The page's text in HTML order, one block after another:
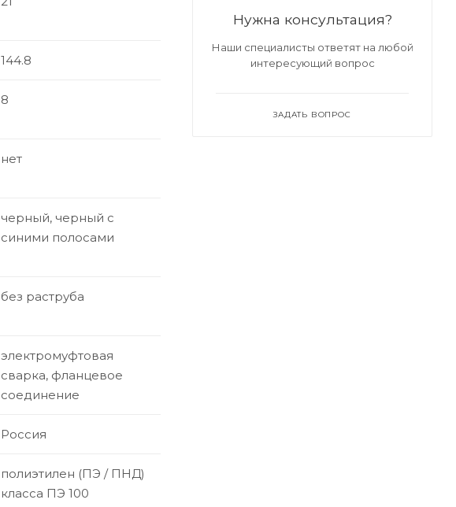
144.8
8
нет
черный, черный с
синими полосами
без раструба
электромуфтовая
сварка, фланцевое
соединение
Россия
полиэтилен (ПЭ / ПНД)
класса ПЭ 100
Нужна консультация?
Наши специалисты ответят на любой
интересующий вопрос
ЗАДАТЬ ВОПРОС